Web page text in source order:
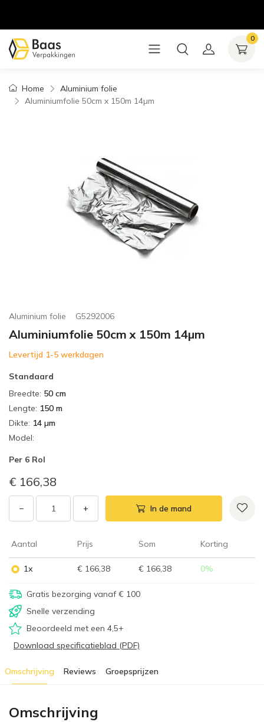
0
Home
Aluminium folie
Aluminiumfolie 50cm x 150m 14µm
Aluminium folie G5292006
Aluminiumfolie 50cm x 150m 14µm
Levertijd 1-5 werkdagen
Standaard
Breedte: 50 cm
Lengte: 150 m
Dikte: 14 µm
Model:
Per 6 Rol
€ 166,38
− + In de mand
Aantal Prijs Som Korting
1x € 166,38 € 166,38 0%
Gratis bezorging vanaf € 100
Snelle verzending
Beoordeeld met een 4,5+
Download specificatieblad (PDF)
Omschrijving Reviews Groepsprijzen
Omschrijving